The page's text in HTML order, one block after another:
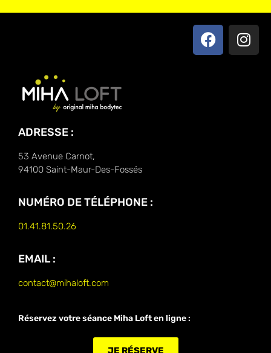
ADRESSE :
53 Avenue Carnot,
94100 Saint-Maur-Des-Fossés
NUMÉRO DE TÉLÉPHONE :
01.41.81.50.26
EMAIL :
contact@mihaloft.com
Réservez votre séance Miha Loft en ligne :
JE RÉSERVE